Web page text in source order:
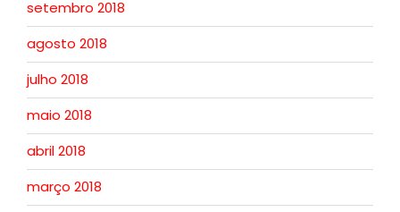
setembro 2018
agosto 2018
julho 2018
maio 2018
abril 2018
março 2018